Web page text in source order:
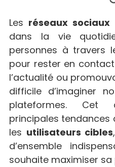
Les réseaux sociaux
dans la vie
personnes à travers
pour rester en
l’actualité ou
difficile d’imaginer
plateformes. Cet
principales tendances
les utilisateurs cibles
d’ensemble
souhaite maximiser sa